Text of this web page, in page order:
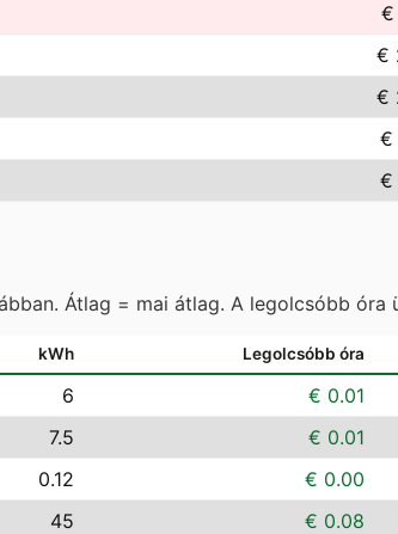
€
€
€
€
€
Átlag = mai átlag. A legolcsóbb óra
kWh Legolcsóbb óra
6 € 0.01
7.5 € 0.01
0.12 € 0.00
45 € 0.08